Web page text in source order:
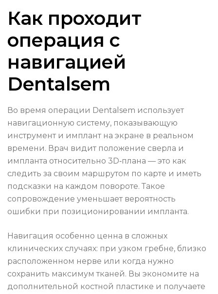
Как проходит
операция с
навигацией
Dentalsem
Во время операции Dentalsem использует
навигационную систему, показывающую
инструмент и имплант на экране в реальном
времени. Врач видит положение сверла и
импланта относительно 3D‑плана — это как
следить за своим маршрутом по карте и иметь
подсказки на каждом повороте. Такое
сопровождение уменьшает вероятность
ошибки при позиционировании импланта.
Навигация особенно ценна в сложных
клинических случаях: при узком гребне, близко
расположенном нерве или когда нужно
сохранить максимум тканей. Вы экономите на
дополнительной костной пластике и получаете